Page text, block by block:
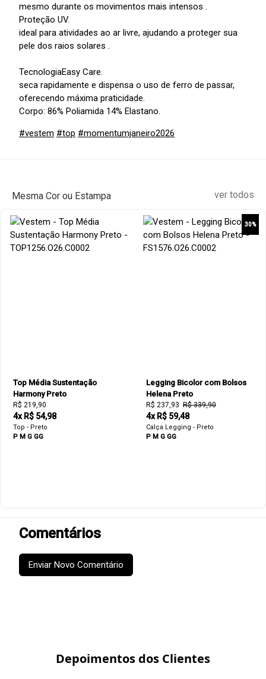
mesmo durante os movimentos mais intensos .
Proteção UV.
ideal para atividades ao ar livre, ajudando a proteger sua
pele dos raios solares .
TecnologiaEasy Care.
seca rapidamente e dispensa o uso de ferro de passar,
oferecendo máxima praticidade.
Corpo: 86% Poliamida 14% Elastano.
#vestem #top #momentumjaneiro2026
Mesma Cor ou Estampa ver todos
Top Média Sustentação
Harmony Preto
R$ 219,90
4x R$ 54,98
Top - Preto
P M G GG
30%
Legging Bicolor com Bolsos
Helena Preto
R$ 237,93 R$ 339,90
4x R$ 59,48
Calça Legging - Preto
P M G GG
Comentários
Enviar Novo Comentário
Depoimentos dos Clientes